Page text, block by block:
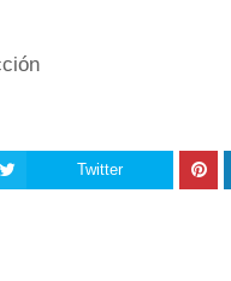
Twitter